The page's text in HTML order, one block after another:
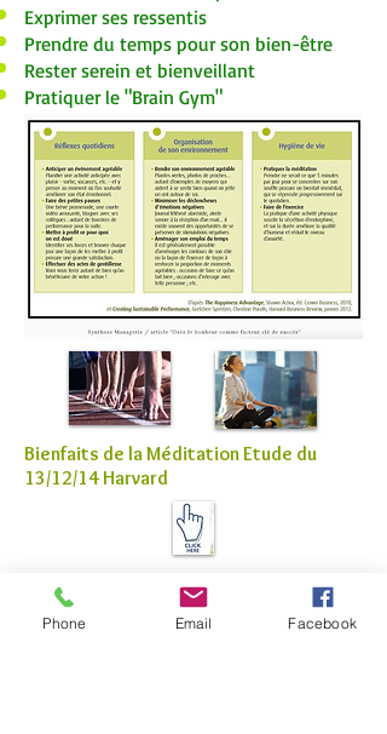
Exprimer ses ressentis
Prendre du temps pour son bien-être
Rester serein et bienveillant
Pratiquer le "Brain Gym"
Bienfaits de la Méditation Etude du
13/12/14 Harvard
Le rythme idéal de travail
Article Figaro Magazine
Phone Email Facebook